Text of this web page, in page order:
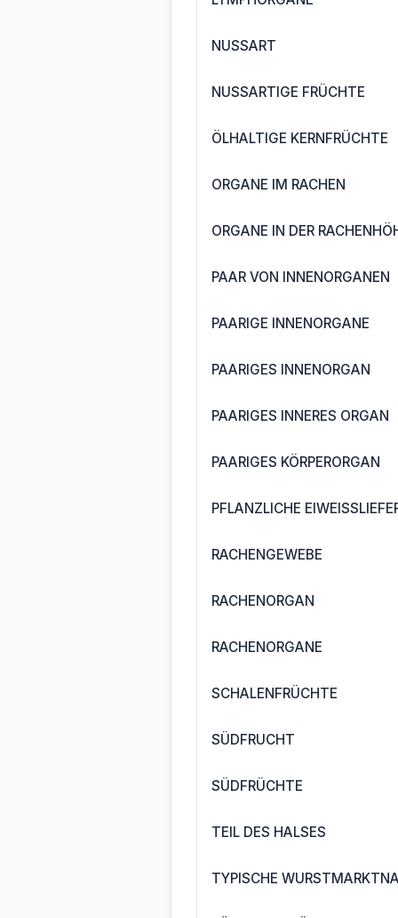
NUSSART
NUSSARTIGE FRÜCHTE
ÖLHALTIGE KERNFRÜCHTE
ORGANE IM RACHEN
ORGANE IN DER
PAAR VON INNENORGANEN
PAARIGE INNENORGANE
PAARIGES INNENORGAN
PAARIGES INNERES ORGAN
PAARIGES KÖRPERORGAN
PFLANZLICHE
RACHENGEWEBE
RACHENORGAN
RACHENORGANE
SCHALENFRÜCHTE
SÜDFRUCHT
SÜDFRÜCHTE
TEIL DES HALSES
TYPISCHE